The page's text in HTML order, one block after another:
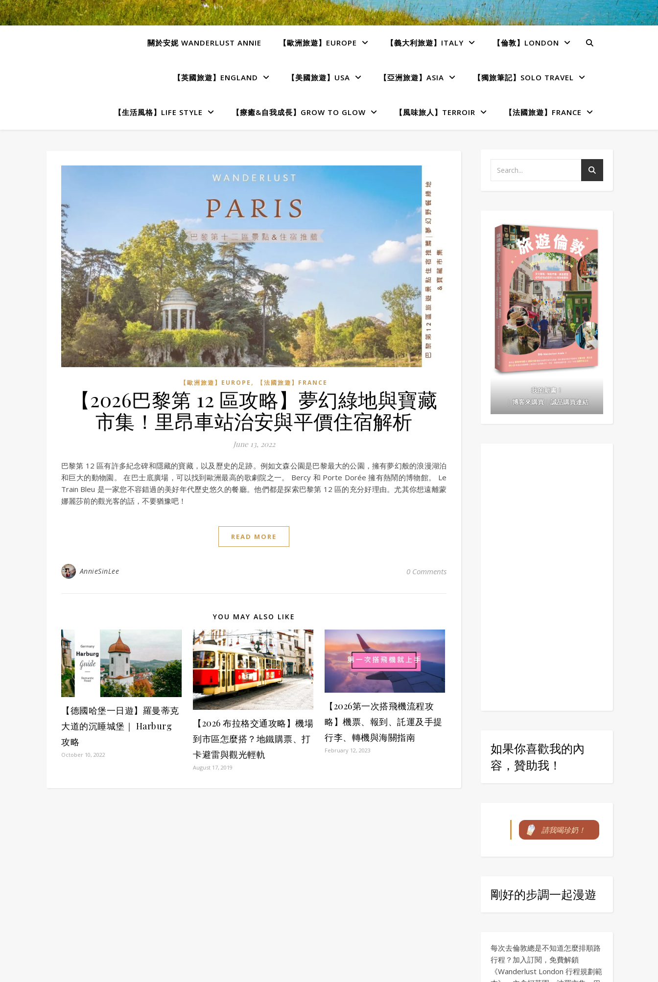
關於安妮 WANDERLUST ANNIE 【歐洲旅遊】EUROPE 【義大利旅遊】ITALY 【倫敦】LONDON
【英國旅遊】ENGLAND 【美國旅遊】USA 【亞洲旅遊】ASIA 【獨旅筆記】SOLO TRAVEL
【生活風格】LIFE STYLE 【療癒&自我成長】GROW TO GLOW 【風味旅人】TERROIR 【法國旅遊】FRANCE
【歐洲旅遊】EUROPE , 【法國旅遊】FRANCE
【2026巴黎第 12 區攻略】夢幻綠地與寶藏
市集！里昂車站治安與平價住宿解析
June 13, 2022
巴黎第 12 區有許多紀念碑和隱藏的寶藏，以及歷史的足跡。例如文森公園是巴黎最大的公園，擁有夢幻般的浪漫湖泊
和巨大的動物園。 在巴士底廣場，可以找到歐洲最高的歌劇院之一。 Bercy 和 Porte Dorée 擁有熱鬧的博物館。 Le
Train Bleu 是一家您不容錯過的美好年代歷史悠久的餐廳。他們都是探索巴黎第 12 區的充分好理由。尤其你想遠離蒙
娜麗莎前的觀光客的話，不要猶豫吧！
READ MORE
AnnieSinLee 0 Comments
YOU MAY ALSO LIKE
【德國哈堡一日遊】羅曼蒂克
大道的沉睡城堡｜ Harburg
攻略
October 10, 2022
【2026 布拉格交通攻略】機場
到市區怎麼搭？地鐵購票、打
卡避雷與觀光輕軌
August 17, 2019
【2026第一次搭飛機流程攻
略】機票、報到、託運及手提
行李、轉機與海關指南
February 12, 2023
我的新書！
｜博客來購買｜誠品購買連結
如果你喜歡我的內
容，贊助我！
請我喝珍奶！
剛好的步調一起漫遊
每次去倫敦總是不知道怎麼排順路
行程？加入訂閱，免費解鎖
《Wanderlust London 行程規劃範